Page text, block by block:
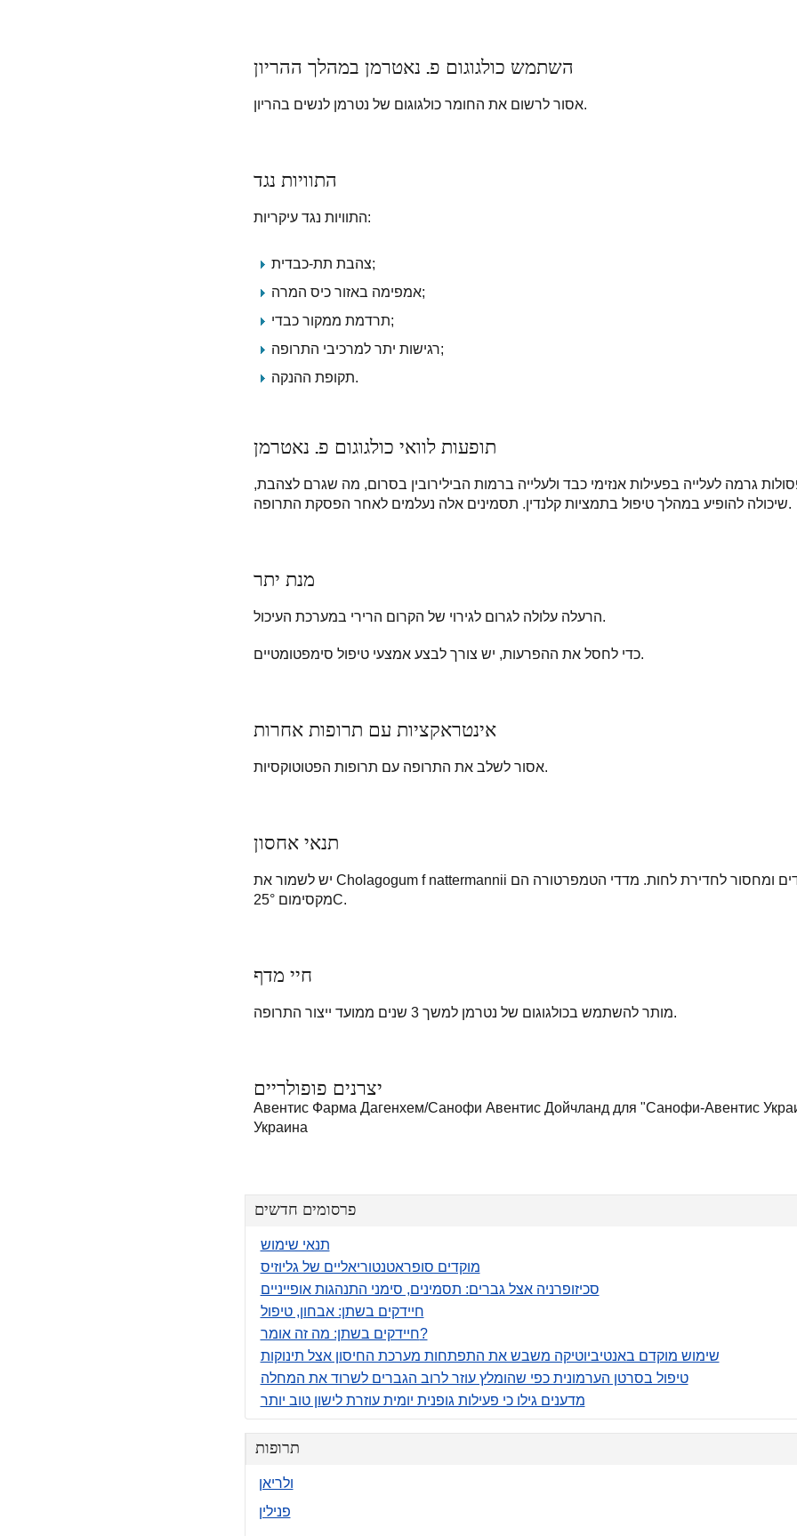
השתמש כולגוגום פ. נאטרמן במהלך ההריון
אסור לרשום את החומר כולגוגום של נטרמן לנשים בהריון.
התוויות נגד
התוויות נגד עיקריות:
צהבת תת-כבדית;
אמפימה באזור כיס המרה;
תרדמת ממקור כבדי;
רגישות יתר למרכיבי התרופה;
תקופת ההנקה.
תופעות לוואי כולגוגום פ. נאטרמן
גרמה לעלייה בפעילות אנזימי כבד ולעלייה ברמות הבילירובין בסרום, מה שגרם לצהבת,
שיכולה להופיע במהלך טיפול בתמציות קלנדין. תסמינים אלה נעלמים לאחר הפסקת התרופה.
מנת יתר
הרעלה עלולה לגרום לגירוי של הקרום הרירי במערכת העיכול.
כדי לחסל את ההפרעות, יש צורך לבצע אמצעי טיפול סימפטומטיים.
אינטראקציות עם תרופות אחרות
אסור לשלב את התרופה עם תרופות הפטוטוקסיות.
תנאי אחסון
יש לשמור את Cholagogum f nattermannii במקום סגור מילדים ומחסור לחדירת לחות. מדדי הטמפרטורה הם
מקסימום 25°C.
חיי מדף
מותר להשתמש בכולגוגום של נטרמן למשך 3 שנים ממועד ייצור התרופה.
יצרנים פופולריים
Авентис Фарма Дагенхем/Санофи Авентис Дойчланд для "Санофи-Авентис
Украина
פרסומים חדשים
תנאי שימוש
מוקדים סופראטנטוריאליים של גליוזיס
סכיזופרניה אצל גברים: תסמינים, סימני התנהגות אופייניים
חיידקים בשתן: אבחון, טיפול
חיידקים בשתן: מה זה אומר?
שימוש מוקדם באנטיביוטיקה משבש את התפתחות מערכת החיסון אצל תינוקות
טיפול בסרטן הערמונית כפי שהומלץ עוזר לרוב הגברים לשרוד את המחלה
מדענים גילו כי פעילות גופנית יומית עוזרת לישון טוב יותר
תרופות
ולריאן
פנילין